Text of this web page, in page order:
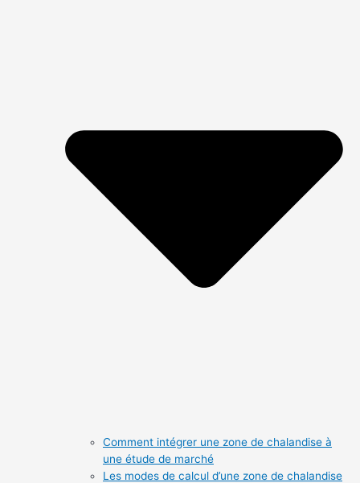
Comment intégrer une zone de chalandise à
une étude de marché
Les modes de calcul d’une zone de chalandise